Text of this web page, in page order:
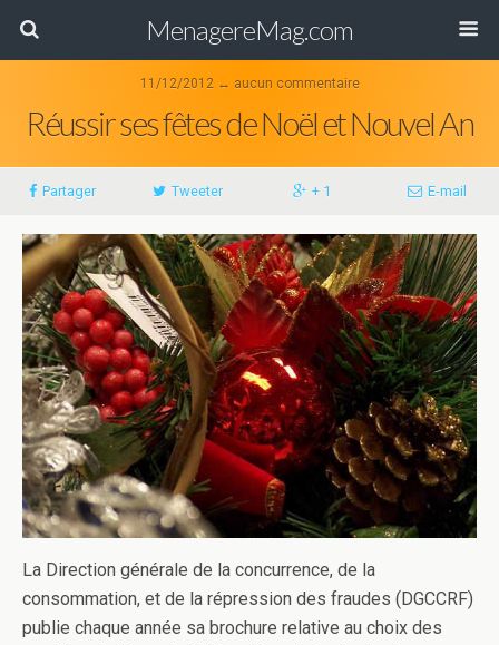
MenagereMag.com
11/12/2012 ↔ aucun commentaire
Réussir ses fêtes de Noël et Nouvel An
Partager Tweeter + 1 E-mail
La Direction générale de la concurrence, de la
consommation, et de la répression des fraudes (DGCCRF)
publie chaque année sa brochure relative au choix des